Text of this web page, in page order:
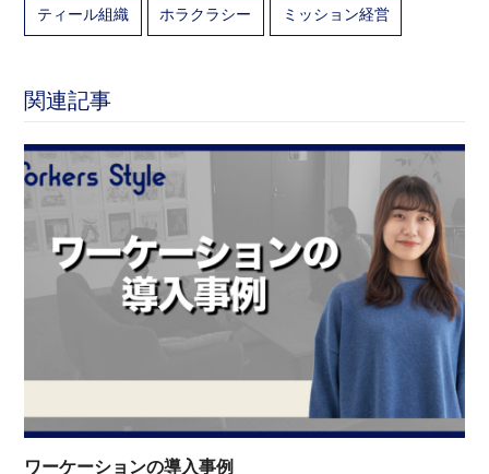
ティール組織 ホラクラシー ミッション経営
関連記事
ワーケーションの導入事例